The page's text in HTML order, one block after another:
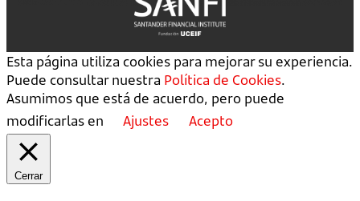
Esta página utiliza cookies para mejorar su experiencia.
Puede consultar nuestra Política de Cookies.
Asumimos que está de acuerdo, pero puede
modificarlas en
Ajustes Acepto
Cerrar